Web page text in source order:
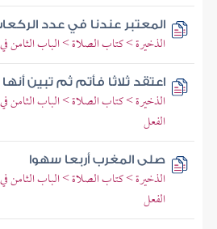
المعتبر عندنا في عدد
الذخيرة > كتاب الصلاة > الباب الثامن
اعتقد ثلاثا فأتم ثم تبين
الذخيرة > كتاب الصلاة > الباب الثامن
الفعل
صلى المغرب أربعا سهوا
الذخيرة > كتاب الصلاة > الباب الثامن
الفعل